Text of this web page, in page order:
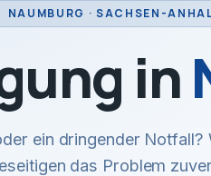
NAUMBURG · SACHSEN-
in
ein dringender
das Problem